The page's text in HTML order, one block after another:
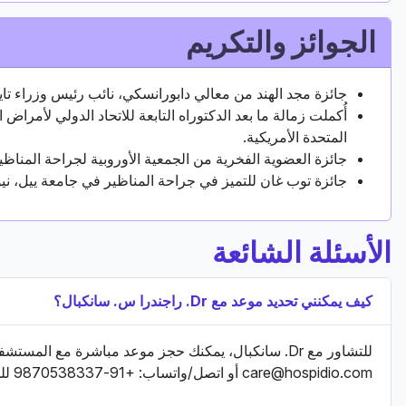
الجوائز والتكريم
جائزة مجد الهند من معالي دابورانسكي، نائب رئيس وزراء
المتحدة الأمريكية.
جائزة العضوية الفخرية من الجمعية الأوروبية لجراحة
جائزة توب غان للتميز في جراحة المناظير في جامعة ييل،
الأسئلة الشائعة
كيف يمكنني تحديد موعد مع Dr. راجندرا س. سانكبال؟
للتشاور مع Dr. سانكبال، يمكنك حجز موعد مباشرة مع المستشفى المعني. أو يمكنك التواصل مع HOSPIDIO عبر البريد الإلكتروني-
care@hospidio.com أو اتصل/واتساب: +91-9870538337 للحصول على المساعدة.